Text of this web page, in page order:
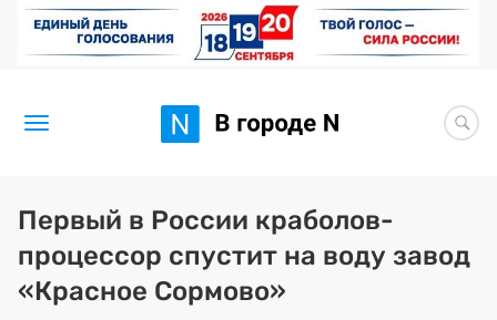
Новости
Статьи
Здоровье
Первый в России краболов-
процессор спустит на воду завод
«Красное Сормово»